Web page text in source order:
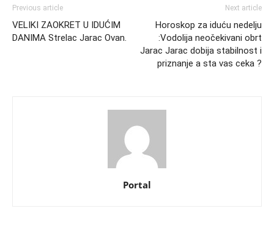
Previous article
VELIKI ZAOKRET U IDUĆIM
DANIMA Strelac Jarac Ovan.
Next article
Horoskop za iduću nedelju
:Vodolija neočekivani obrt
Jarac Jarac dobija stabilnost i
priznanje a sta vas ceka ?
Portal